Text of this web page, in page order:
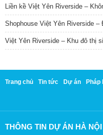
Liền kề Việt Yên Riverside –
Shophouse Việt Yên Riverside
Việt Yên Riverside – Khu đô thị
Trang chủ Tin tức Dự án Pháp
THÔNG TIN DỰ ÁN HÀ NỘI